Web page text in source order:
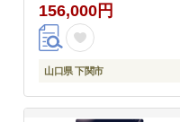
156,000円
山口県 下関市